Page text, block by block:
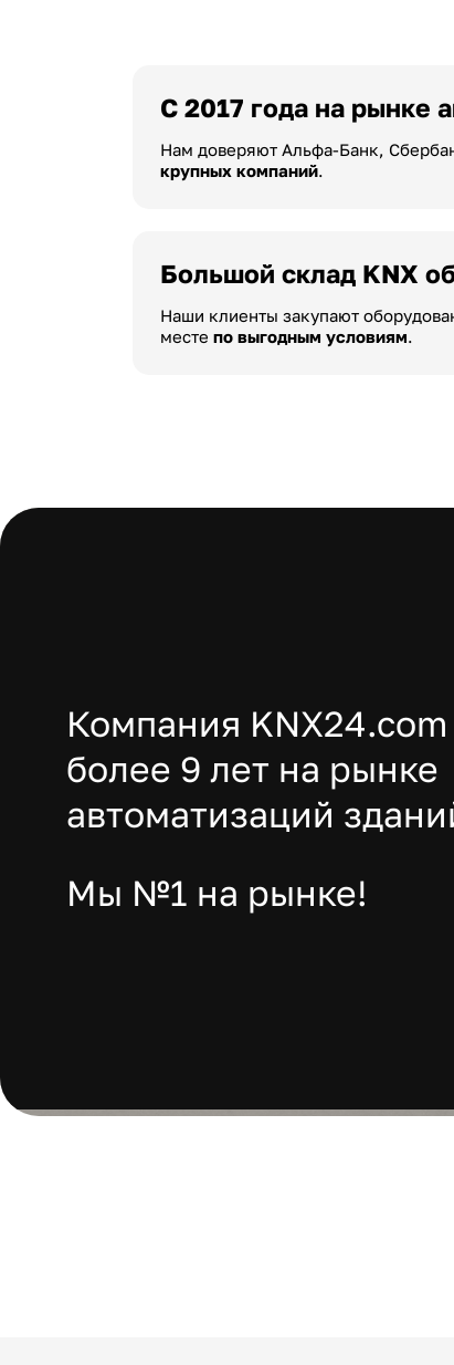
С 2017 года на рынке
Нам доверяют Альфа-Банк,
крупных компаний
Большой склад KNX
Наши клиенты закупают
месте по выгодным условиям
Компания KNX24.com
более 9 лет на рынке
автоматизаций
Мы №1 на рынке!